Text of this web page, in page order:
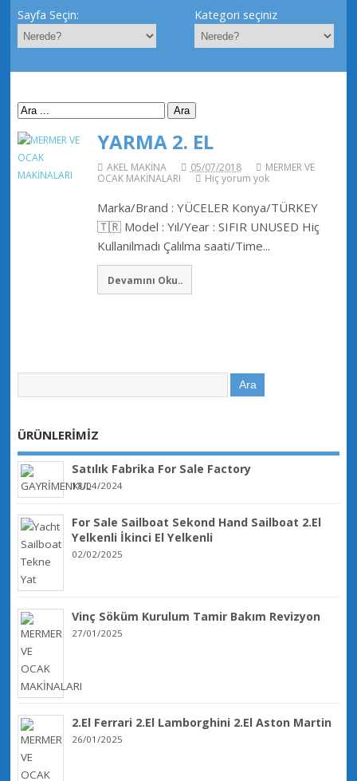
Sayfa Seçin: Kategori seçiniz
YARMA 2. EL
AKEL MAKİNA 05/07/2018
MERMER VE
OCAK MAKİNALARI
Hiç yorum yok
Marka/Brand : YÜCELER Konya/TÜRKEY
🇹🇷 Model : Yıl/Year : SIFIR UNUSED Hiç
Kullanilmadı Çalılma saati/Time...
Devamını Oku..
ÜRÜNLERİMİZ
Satılık Fabrika For Sale Factory
18/04/2024
For Sale Sailboat Sekond Hand Sailboat 2.El
Yelkenli İkinci El Yelkenli
02/02/2025
Vinç Söküm Kurulum Tamir Bakım Revizyon
27/01/2025
2.El Ferrari 2.El Lamborghini 2.El Aston Martin
26/01/2025